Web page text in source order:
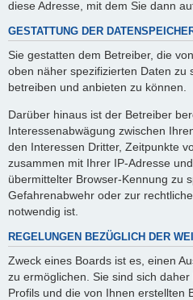
diese Adresse, mit dem Sie dann
GESTATTUNG DER
Sie gestatten dem Betreiber, die
oben näher spezifizierten Daten zu
betreiben und anbieten zu können.
Darüber hinaus ist der Betreiber
Interessenabwägung zwischen
den Interessen Dritter, Zeitpunkte
zusammen mit Ihrer IP-Adresse
übermittelter Browser-Kennung zu
Gefahrenabwehr oder zur
notwendig ist.
REGELUNGEN BEZÜGLICH DER
Zweck eines Boards ist es, einen
zu ermöglichen. Sie sind sich
Profils und die von Ihnen erstellten